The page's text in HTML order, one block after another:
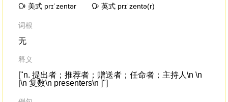
美式 prɪˈzentər 英式 prɪˈzentə(r)
词根
无
释义
["n. 提出者；推荐者；赠送者；任命者；主持人\n \n
[\n 复数\n presenters\n ]"]